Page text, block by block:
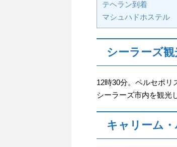
テヘラン到着
マシュハドホステル
シーラーズ観
12時30分。ペルセポリ
シーラーズ市内を観光
キャリーム